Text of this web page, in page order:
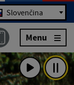
Slovenčina
Menu